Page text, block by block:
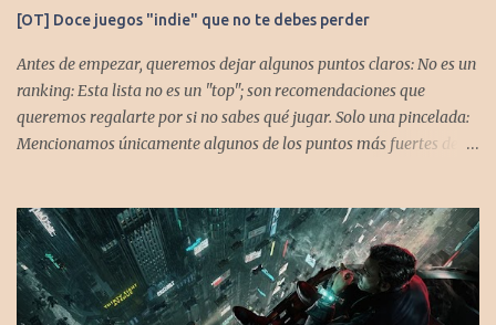
[OT] Doce juegos "indie" que no te debes perder
Antes de empezar, queremos dejar algunos puntos claros: No es un
ranking: Esta lista no es un "top"; son recomendaciones que
queremos regalarte por si no sabes qué jugar. Solo una pincelada:
Mencionamos únicamente algunos de los puntos más fuertes de
asegurar que, al menos uno, se adapte a tus gustos. Si te gusta este
tipo de contenido, háznoslo saber para crear nuevas entradas con
otros doce juegos imprescindibles. Cuphead En la mente de los dos
hermanos desarrolladores, la idea de fusionar el arte de las